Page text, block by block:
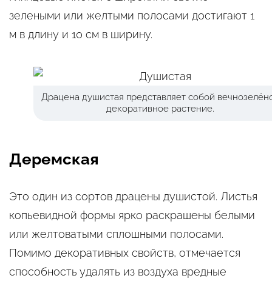
зелеными или желтыми полосами достигают 1
м в длину и 10 см в ширину.
Драцена душистая представляет собой
декоративное растение.
Деремская
Это один из сортов драцены душистой. Листья
копьевидной формы ярко раскрашены белыми
или желтоватыми сплошными полосами.
Помимо декоративных свойств, отмечается
способность удалять из воздуха вредные